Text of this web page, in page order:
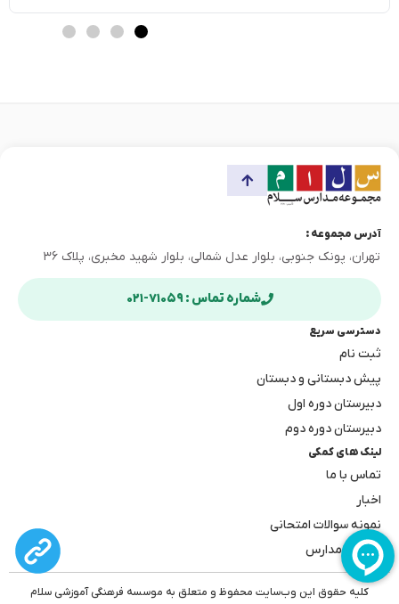
کنار هم داشته باشد. این ترکیب قند خون را یکنواخت نگه داشته و
بچه را تا زنگ تفریح دوم سیر نگه می‌دارد. اگر تغذیه یکی […]
آدرس مجموعه :
تهران، پونک جنوبی، بلوار عدل شمالی، بلوار شهید مخبری، پلاک ۳۶
شماره تماس : ۷۱۰۵۹-۰۲۱
دسترسی سریع
ثبت نام
پیش دبستانی و دبستان
دبیرستان دوره اول
دبیرستان دوره دوم
لینک های کمکی
تماس با ما
اخبار
نمونه سوالات امتحانی
بهترین مدارس
کلیه حقوق این وب‌سایت محفوظ و متعلق به موسسه فرهنگی آموزشی سلام